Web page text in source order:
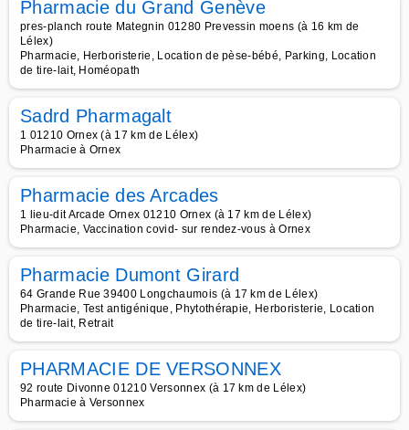
Pharmacie du Grand Genève
pres-planch route Mategnin 01280 Prevessin moens (à 16 km de
Lélex)
Pharmacie, Herboristerie, Location de pèse-bébé, Parking, Location
de tire-lait, Homéopath
Sadrd Pharmagalt
1 01210 Ornex (à 17 km de Lélex)
Pharmacie à Ornex
Pharmacie des Arcades
1 lieu-dit Arcade Ornex 01210 Ornex (à 17 km de Lélex)
Pharmacie, Vaccination covid- sur rendez-vous à Ornex
Pharmacie Dumont Girard
64 Grande Rue 39400 Longchaumois (à 17 km de Lélex)
Pharmacie, Test antigénique, Phytothérapie, Herboristerie, Location
de tire-lait, Retrait
PHARMACIE DE VERSONNEX
92 route Divonne 01210 Versonnex (à 17 km de Lélex)
Pharmacie à Versonnex